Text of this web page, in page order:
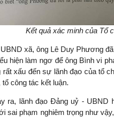
Kết quả xác minh của Tổ
xã, ông Lê Duy Phương
hiện làm ngơ để ông Bình vi
rất xấu đến sự lãnh đạo của tổ
tổ công tác kết luận.
ra, lãnh đạo Đảng uỷ - UBND
sai phạm nghiêm trọng như